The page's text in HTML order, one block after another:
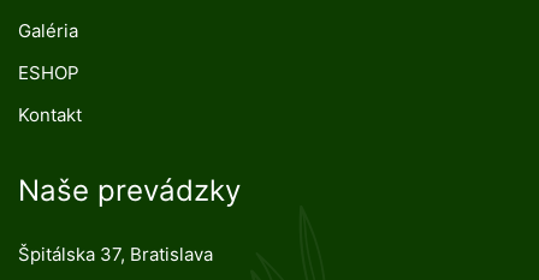
Galéria
ESHOP
Kontakt
Naše prevádzky
Špitálska 37, Bratislava